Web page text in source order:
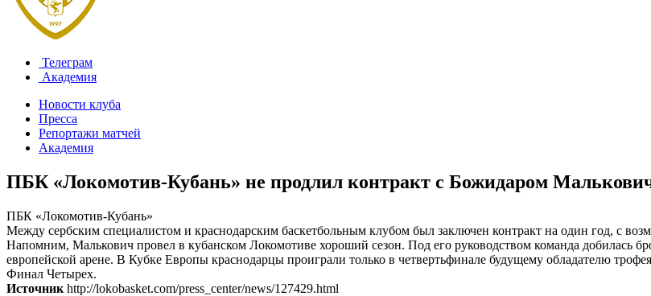
Телеграм
Академия
Новости клуба
Пресса
Репортажи матчей
Академия
ПБК «Локомотив-Кубань» не продлил контракт с Божидаром
ПБК «Локомотив-Кубань»
Между сербским специалистом и краснодарским баскетбольным клубом был заключен контракт на один год, с
Напомним, Малькович провел в кубанском Локомотиве хороший сезон. Под его руководством команда добилась
европейской арене. В Кубке Европы краснодарцы проиграли только в четвертьфинале будущему обладателю
Финал Четырех.
Источник http://lokobasket.com/press_center/news/127429.html